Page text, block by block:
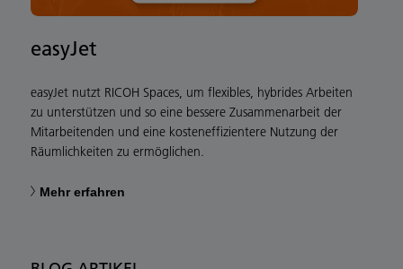
easyJet
easyJet nutzt RICOH Spaces, um flexibles, hybrides Arbeiten
zu unterstützen und so eine bessere Zusammenarbeit der
Mitarbeitenden und eine kosteneffizientere Nutzung der
Räumlichkeiten zu ermöglichen.
Mehr erfahren